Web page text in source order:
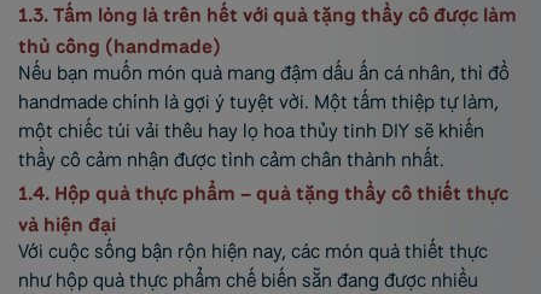
1.3. Tấm lòng là trên hết với quà tặng thầy cô được làm
thủ công (handmade)
Nếu bạn muốn món quà mang đậm dấu ấn cá nhân, thì đồ
handmade chính là gợi ý tuyệt vời. Một tấm thiệp tự làm,
một chiếc túi vải thêu hay lọ hoa thủy tinh DIY sẽ khiến
thầy cô cảm nhận được tình cảm chân thành nhất.
1.4. Hộp quà thực phẩm – quà tặng thầy cô thiết thực
và hiện đại
Với cuộc sống bận rộn hiện nay, các món quà thiết thực
như hộp quà thực phẩm chế biến sẵn đang được nhiều